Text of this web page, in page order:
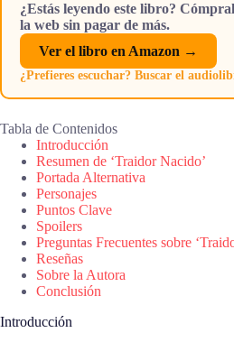
¿Estás leyendo este libro?
la web sin pagar de más.
Ver el libro en Amazon →
¿Prefieres escuchar? Buscar el
Tabla de Contenidos
Introducción
Resumen de ‘Traidor Nacido’
Portada Alternativa
Personajes
Puntos Clave
Spoilers
Preguntas Frecuentes sobre
Reseñas
Sobre la Autora
Conclusión
Introducción